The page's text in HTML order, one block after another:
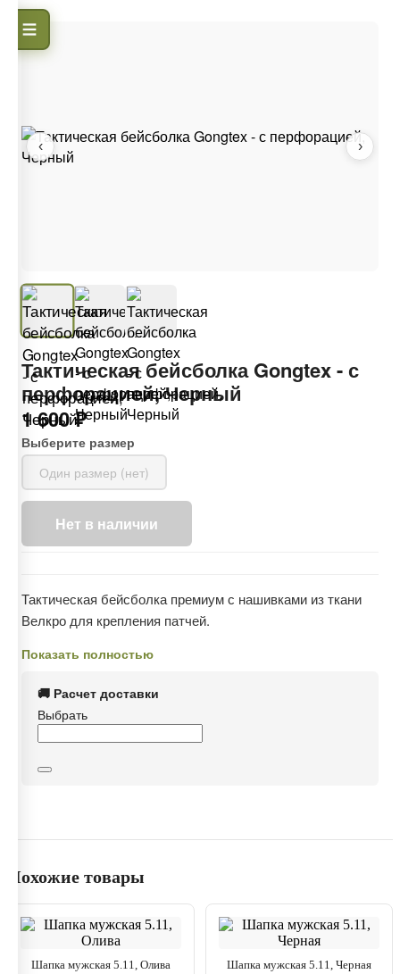
‹ ›
Тактическая бейсболка Gongtex - с
перфорацией, Черный
1 600 ₽
Выберите размер
Один размер (нет)
Нет в наличии
Тактическая бейсболка премиум с нашивками из ткани
Велкро для крепления патчей.
Жесткая подкладка, придающая форму головному убору,
С перфорацией.
Размер регулируется с помощью липучки
Показать полностью
🚚 Расчет доставки
Выбрать
Похожие товары
Шапка мужская 5.11, Олива Шапка мужская 5.11, Черная